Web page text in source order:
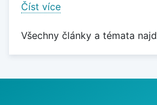
Číst více
Všechny články a témata